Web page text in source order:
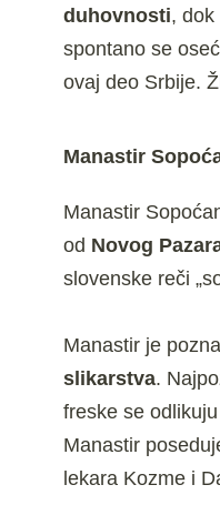
duhovnosti, dok
spontano se
ovaj deo Srbije.
Manastir
Manastir
od Novog
slovenske reči
Manastir je
slikarstva.
freske se
Manastir
lekara Kozme i